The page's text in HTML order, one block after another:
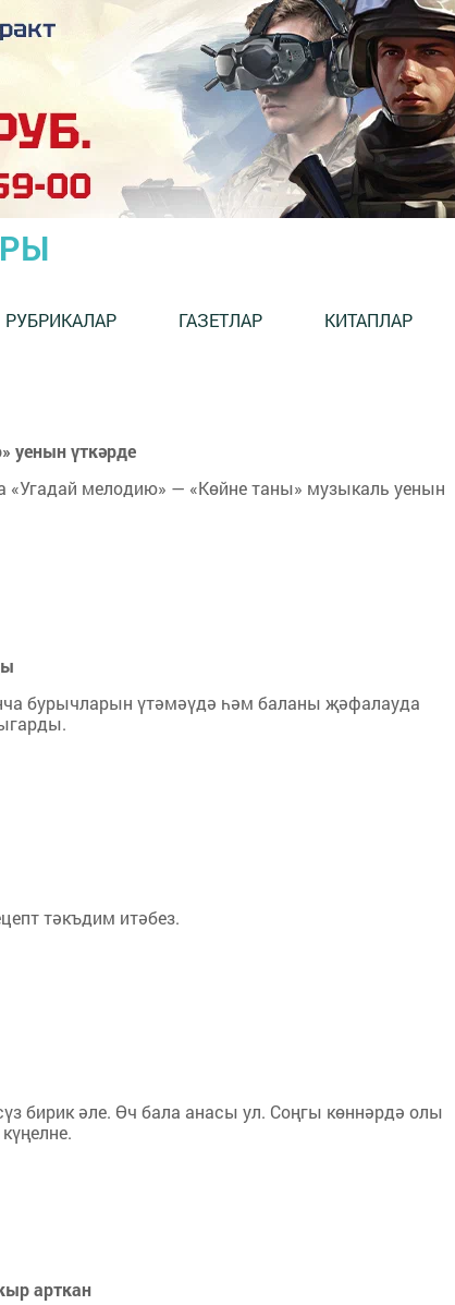
РУБРИКАЛАР ГАЗЕТЛАР КИТАПЛАР
уенын үткәрде
мелодию» — «Көйне таны» музыкаль уенын
бурычларын үтәмәүдә һәм баланы җәфалауда
тәкъдим итәбез.
бирик әле. Өч бала анасы ул. Соңгы көннәрдә олы
арткан